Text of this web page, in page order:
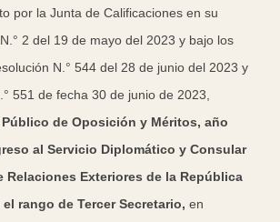
por la Junta de Calificaciones en su
2 del 19 de mayo del 2023 y bajo los
N.° 544 del 28 de junio del 2023 y
551 de fecha 30 de junio de 2023,
de Oposición y Méritos, año
al Servicio Diplomático y Consular
Relaciones Exteriores de la República
rango de Tercer Secretario, en